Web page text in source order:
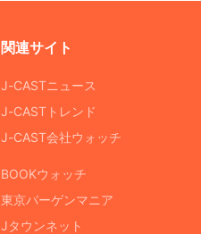
関連サイト
J-CASTニュース
J-CASTトレンド
J-CAST会社ウォッチ
BOOKウォッチ
東京バーゲンマニア
Jタウンネット